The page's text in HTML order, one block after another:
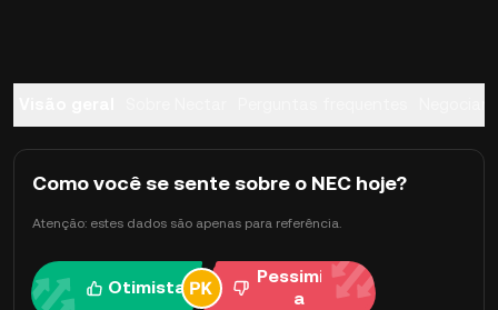
Como você se sente sobre o NEC hoje?
Atenção: estes dados são apenas para referência.
Otimista
Pessimist
a